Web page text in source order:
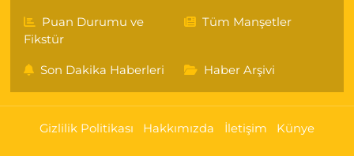
Puan Durumu ve
Fikstür
Tüm Manşetler
Son Dakika Haberleri Haber Arşivi
Gizlilik Politikası Hakkımızda İletişim Künye